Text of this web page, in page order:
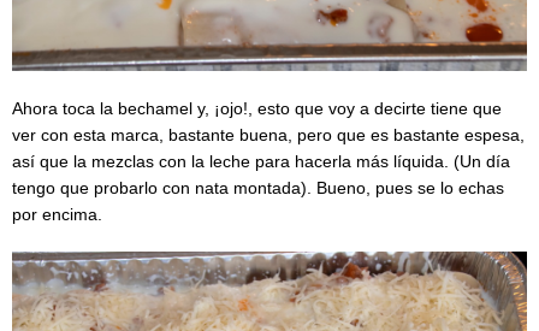
Ahora toca la bechamel y, ¡ojo!, esto que voy a decirte tiene que
ver con esta marca, bastante buena, pero que es bastante espesa,
así que la mezclas con la leche para hacerla más líquida. (Un día
tengo que probarlo con nata montada). Bueno, pues se lo echas
por encima.